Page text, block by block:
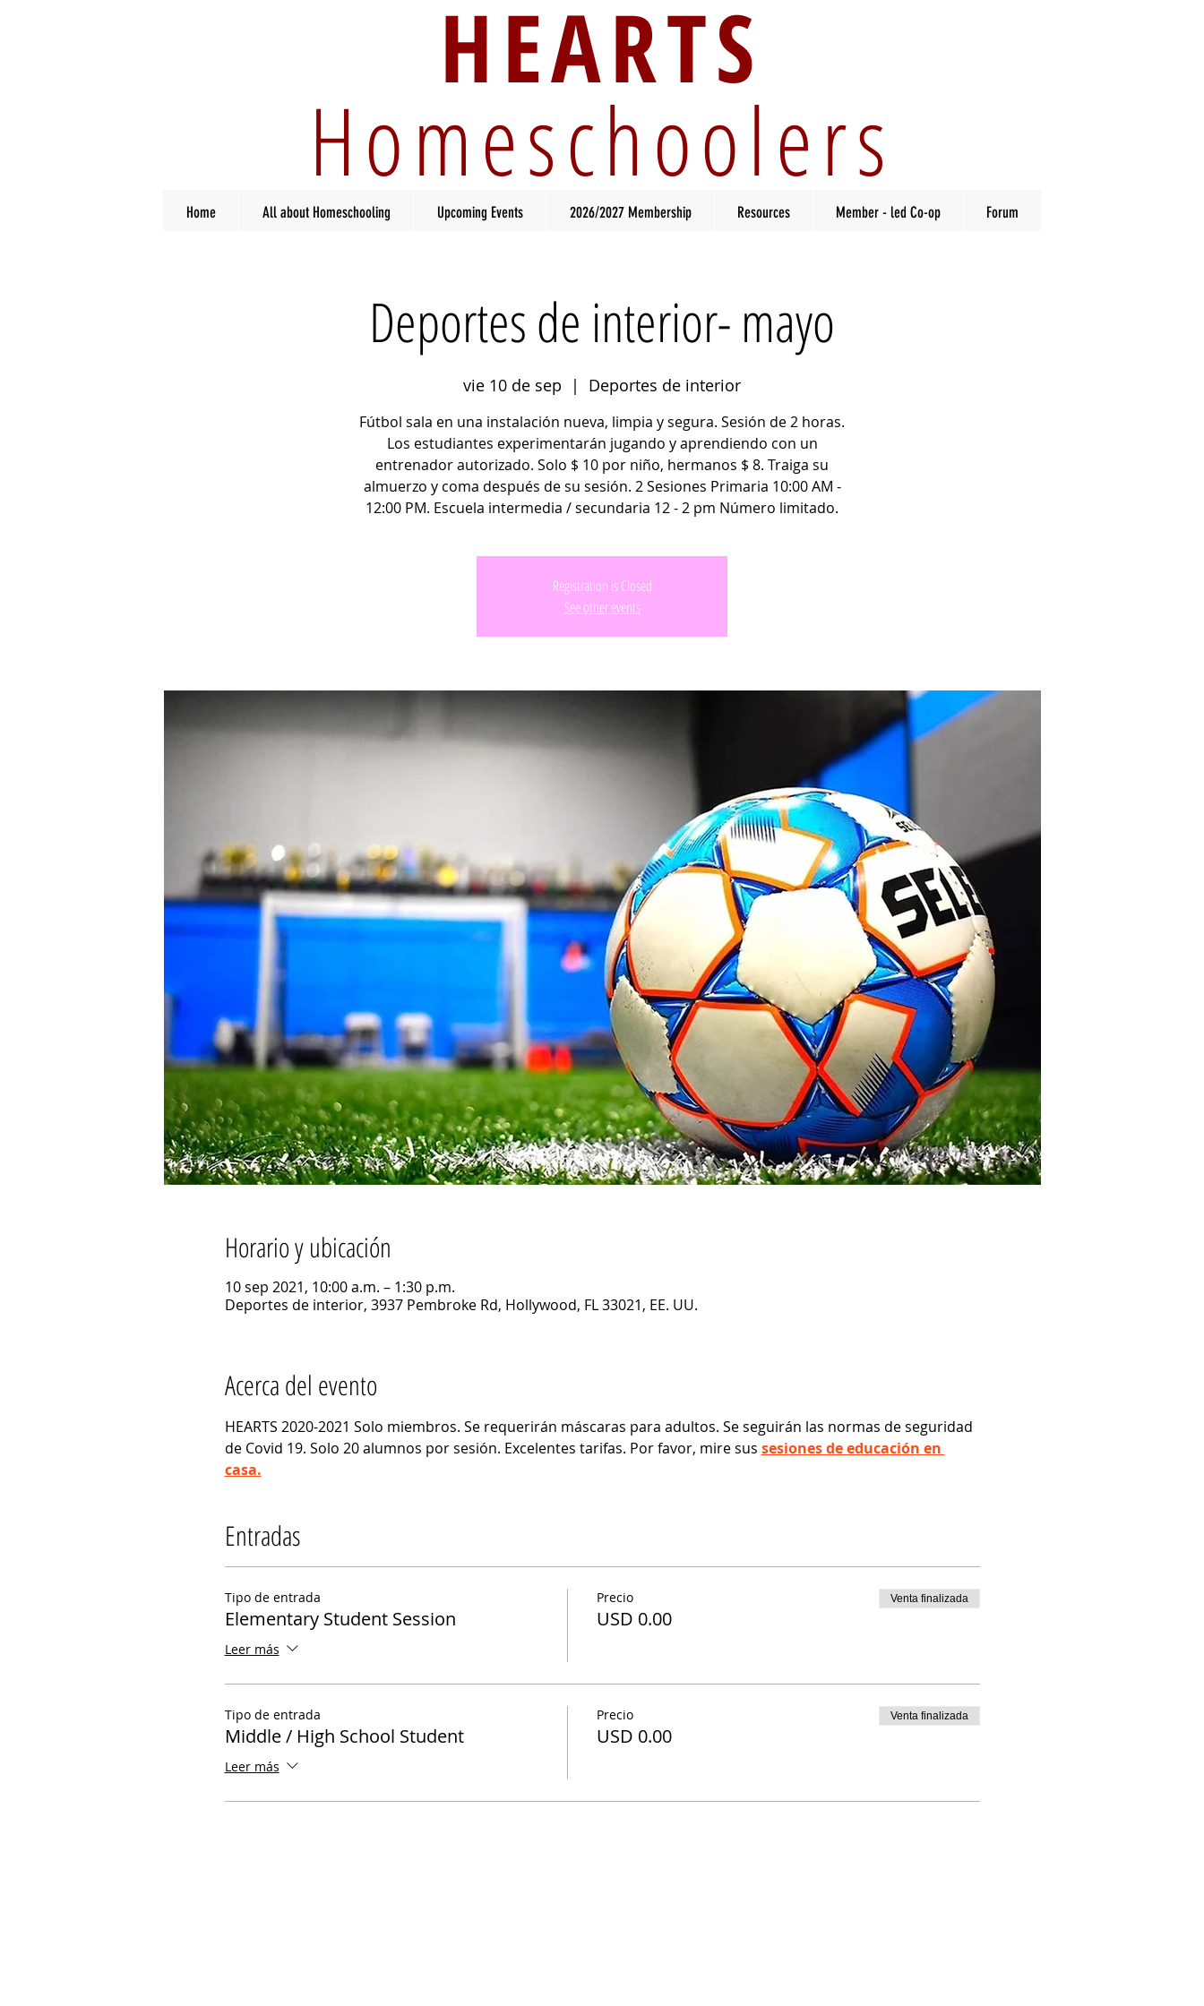
HEARTS
Homeschoolers
Home All about Homeschooling Upcoming Events 2026/2027 Membership Resources Member - led Co-op Forum
Deportes de interior- mayo
vie 10 de sep
  |
Deportes de interior
Fútbol sala en una instalación nueva, limpia y segura. Sesión de 2 horas.
Los estudiantes experimentarán jugando y aprendiendo con un
entrenador autorizado. Solo $ 10 por niño, hermanos $ 8. Traiga su
almuerzo y coma después de su sesión. 2 Sesiones Primaria 10:00 AM -
12:00 PM. Escuela intermedia / secundaria 12 - 2 pm Número limitado.
Registration is Closed
See other events
Horario y ubicación
10 sep 2021, 10:00 a.m. – 1:30 p.m.
Deportes de interior, 3937 Pembroke Rd, Hollywood, FL 33021, EE. UU.
Acerca del evento
HEARTS 2020-2021 Solo miembros. Se requerirán máscaras para adultos. Se seguirán las normas de seguridad
de Covid 19. Solo 20 alumnos por sesión. Excelentes tarifas. Por favor, mire sus sesiones de educación en
casa.
Entradas
Tipo de entrada
Elementary Student Session
Leer más
Precio
USD 0.00
Venta finalizada
Tipo de entrada
Middle / High School Student
Leer más
Precio
USD 0.00
Venta finalizada